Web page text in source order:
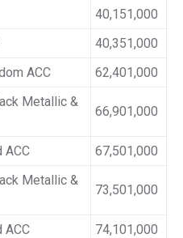
40,151,000
40,351,000
ACC
62,401,000
Metallic &
66,901,000
ACC
67,501,000
Metallic &
73,501,000
ACC
74,101,000